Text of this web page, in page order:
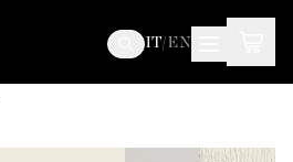
IT/EN